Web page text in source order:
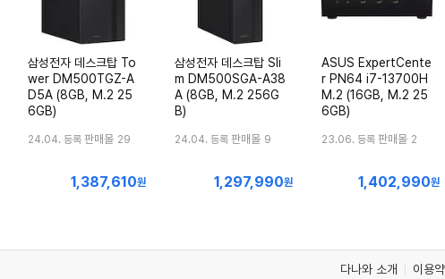
삼성전자 데스크탑 To
wer DM500TGZ-A
D5A (8GB, M.2 25
6GB)
24.04. 등록 판매몰 29
최1,387,610원
삼성전자 데스크탑 Sli
m DM500SGA-A38
A (8GB, M.2 256G
B)
24.04. 등록 판매몰 9
최1,297,990원
ASUS ExpertCente
r PN64 i7-13700H
M.2 (16GB, M.2 25
6GB)
23.06. 등록 판매몰 2
최1,402,990원
다나와 소개 이용